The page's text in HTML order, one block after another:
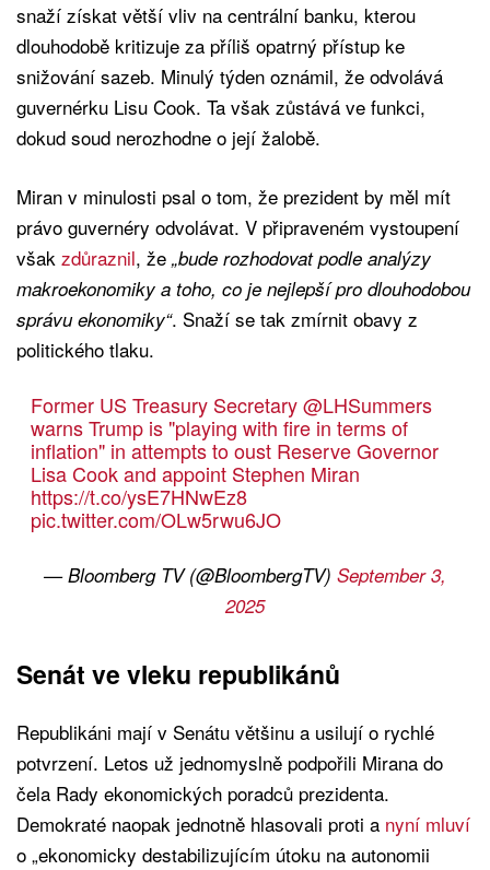
snaží získat větší vliv na centrální banku, kterou
dlouhodobě kritizuje za příliš opatrný přístup ke
snižování sazeb. Minulý týden oznámil, že odvolává
guvernérku Lisu Cook. Ta však zůstává ve funkci,
dokud soud nerozhodne o její žalobě.
Miran v minulosti psal o tom, že prezident by měl mít
právo guvernéry odvolávat. V připraveném vystoupení
však zdůraznil, že „bude rozhodovat podle analýzy
makroekonomiky a toho, co je nejlepší pro dlouhodobou
správu ekonomiky“. Snaží se tak zmírnit obavy z
politického tlaku.
Former US Treasury Secretary@LHSummers
warns Trump is "playing with fire in terms of
inflation" in attempts to oust Reserve Governor
Lisa Cook and appoint Stephen Miran
https://t.co/ysE7HNwEz8
pic.twitter.com/OLw5rwu6JO
— Bloomberg TV (@BloombergTV) September 3,
2025
Senát ve vleku republikánů
Republikáni mají v Senátu většinu a usilují o rychlé
potvrzení. Letos už jednomyslně podpořili Mirana do
čela Rady ekonomických poradců prezidenta.
Demokraté naopak jednotně hlasovali proti a nyní mluví
o „ekonomicky destabilizujícím útoku na autonomii